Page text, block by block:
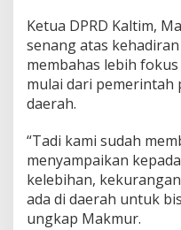
Ketua DPRD Kaltim,
senang atas kehadiran
membahas lebih
mulai dari pemerintah
daerah.
“Tadi kami sudah
menyampaikan
kelebihan,
ada di daerah untuk
ungkap Makmur.